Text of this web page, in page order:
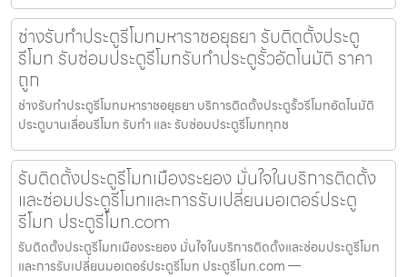
ช่างรับทำประตูรีโมทมหาราชอยุธยา รับติดตั้งประตู
รีโมท รับซ่อมประตูรีโมทรับทำประตูรั้วอัตโนมัติ ราคา
ถูก
ช่างรับทำประตูรีโมทมหาราชอยุธยา บริการติดตั้งประตูรั้วรีโมทอัตโนมัติ
ประตูบานเลื่อนรีโมท รับทำ และ รับซ่อมประตูรีโมททุกช
รับติดตั้งประตูรีโมทเมืองระยอง มั่นใจในบริการติดตั้ง
และซ่อมประตูรีโมทและการรับเปลี่ยนมอเตอร์ประตู
รีโมท ประตูรีโมท.com
รับติดตั้งประตูรีโมทเมืองระยอง มั่นใจในบริการติดตั้งและซ่อมประตูรีโมท
และการรับเปลี่ยนมอเตอร์ประตูรีโมท ประตูรีโมท.com —